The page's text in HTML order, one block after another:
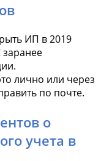
ИП в 2019
лично или через
по почте.
о
учета в